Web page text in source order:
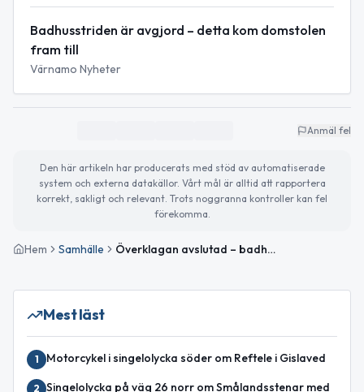
Badhusstriden är avgjord – detta kom domstolen
fram till
Värnamo Nyheter
Anmäl fel
Den här artikeln har producerats med stöd av automatiserade
system och externa datakällor. Vårt mål är alltid att rapportera
korrekt, sakligt och relevant. Trots noggranna kontroller kan fel
förekomma.
Hem Samhälle Överklagan avslutad – badhusplaner i Gislaved kan fortsätta
Mest läst
1 Motorcykel i singelolycka söder om Reftele i Gislaved
2 Singelolycka på väg 26 norr om Smålandsstenar med